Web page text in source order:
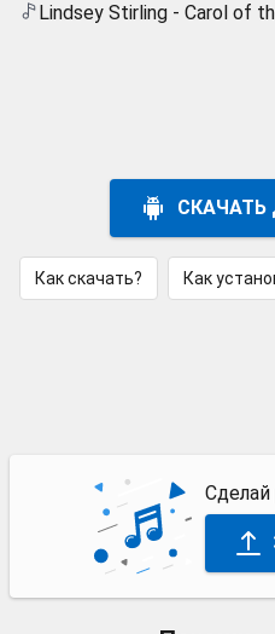
Lindsey Stirling - Carol of
СКАЧАТЬ
Как скачать? Как
Сделай